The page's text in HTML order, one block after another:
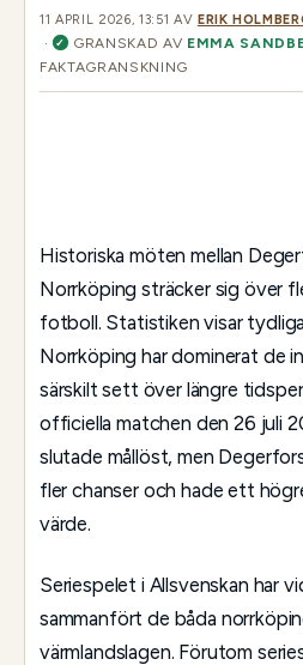
11 APRIL 2026, 13:51 AV ERIK
· ✓ GRANSKAD AV EMMA
FAKTAGRANSKNING
Historiska möten mellan
Norrköping sträcker sig över
fotboll. Statistiken visar
Norrköping har dominerat de
särskilt sett över längre
officiella matchen den 26 juli
slutade mållöst, men
fler chanser och hade ett
värde.
Seriespelet i Allsvenskan har
sammanfört de båda
värmlandslagen. Förutom